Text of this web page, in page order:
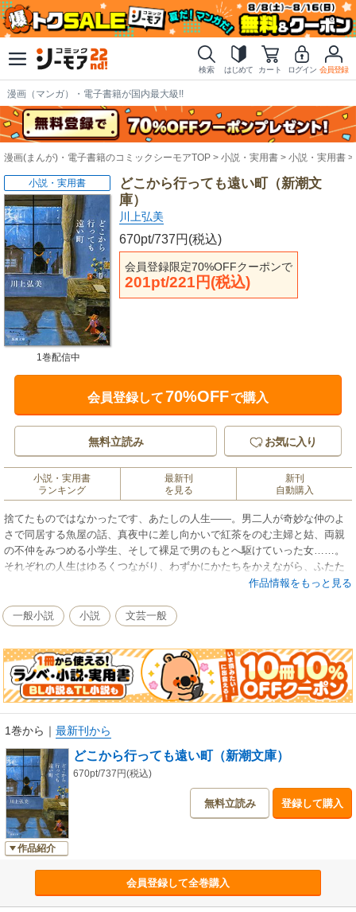
検索 はじめて カート ログイン 会員登録
漫画（マンガ）・電子書籍が国内最大級!!
漫画(まんが)・電子書籍のコミックシーモアTOP 小説・実用書 小説・実用書
どこから行っても遠い町（新潮文
庫）
川上弘美
670pt/737円(税込)
会員登録限定70%OFFクーポンで
201pt/221円(税込)
小説・実用書
1巻配信中
会員登録して70%OFFで購入
無料立読み お気に入り
小説・実用書
ランキング
最新刊
を見る
新刊
自動購入
捨てたものではなかったです、あたしの人生――。男二人が奇妙な仲のよ
さで同居する魚屋の話、真夜中に差し向かいで紅茶をのむ主婦と姑、両親
の不仲をみつめる小学生、そして裸足で男のもとへ駆けていった女……。
それぞれの人生はゆるくつながり、わずかにかたちをかえながら、ふたた
び続いていく。東京の小さな町を舞台に、平凡な日々の豊かさとあやうさ
作品情報をもっと見る
一般小説 小説 文芸一般
1巻から ｜ 最新刊から
作品紹介
どこから行っても遠い町（新潮文庫）
670pt/737円(税込)
無料立読み 登録して購入
会員登録して全巻購入